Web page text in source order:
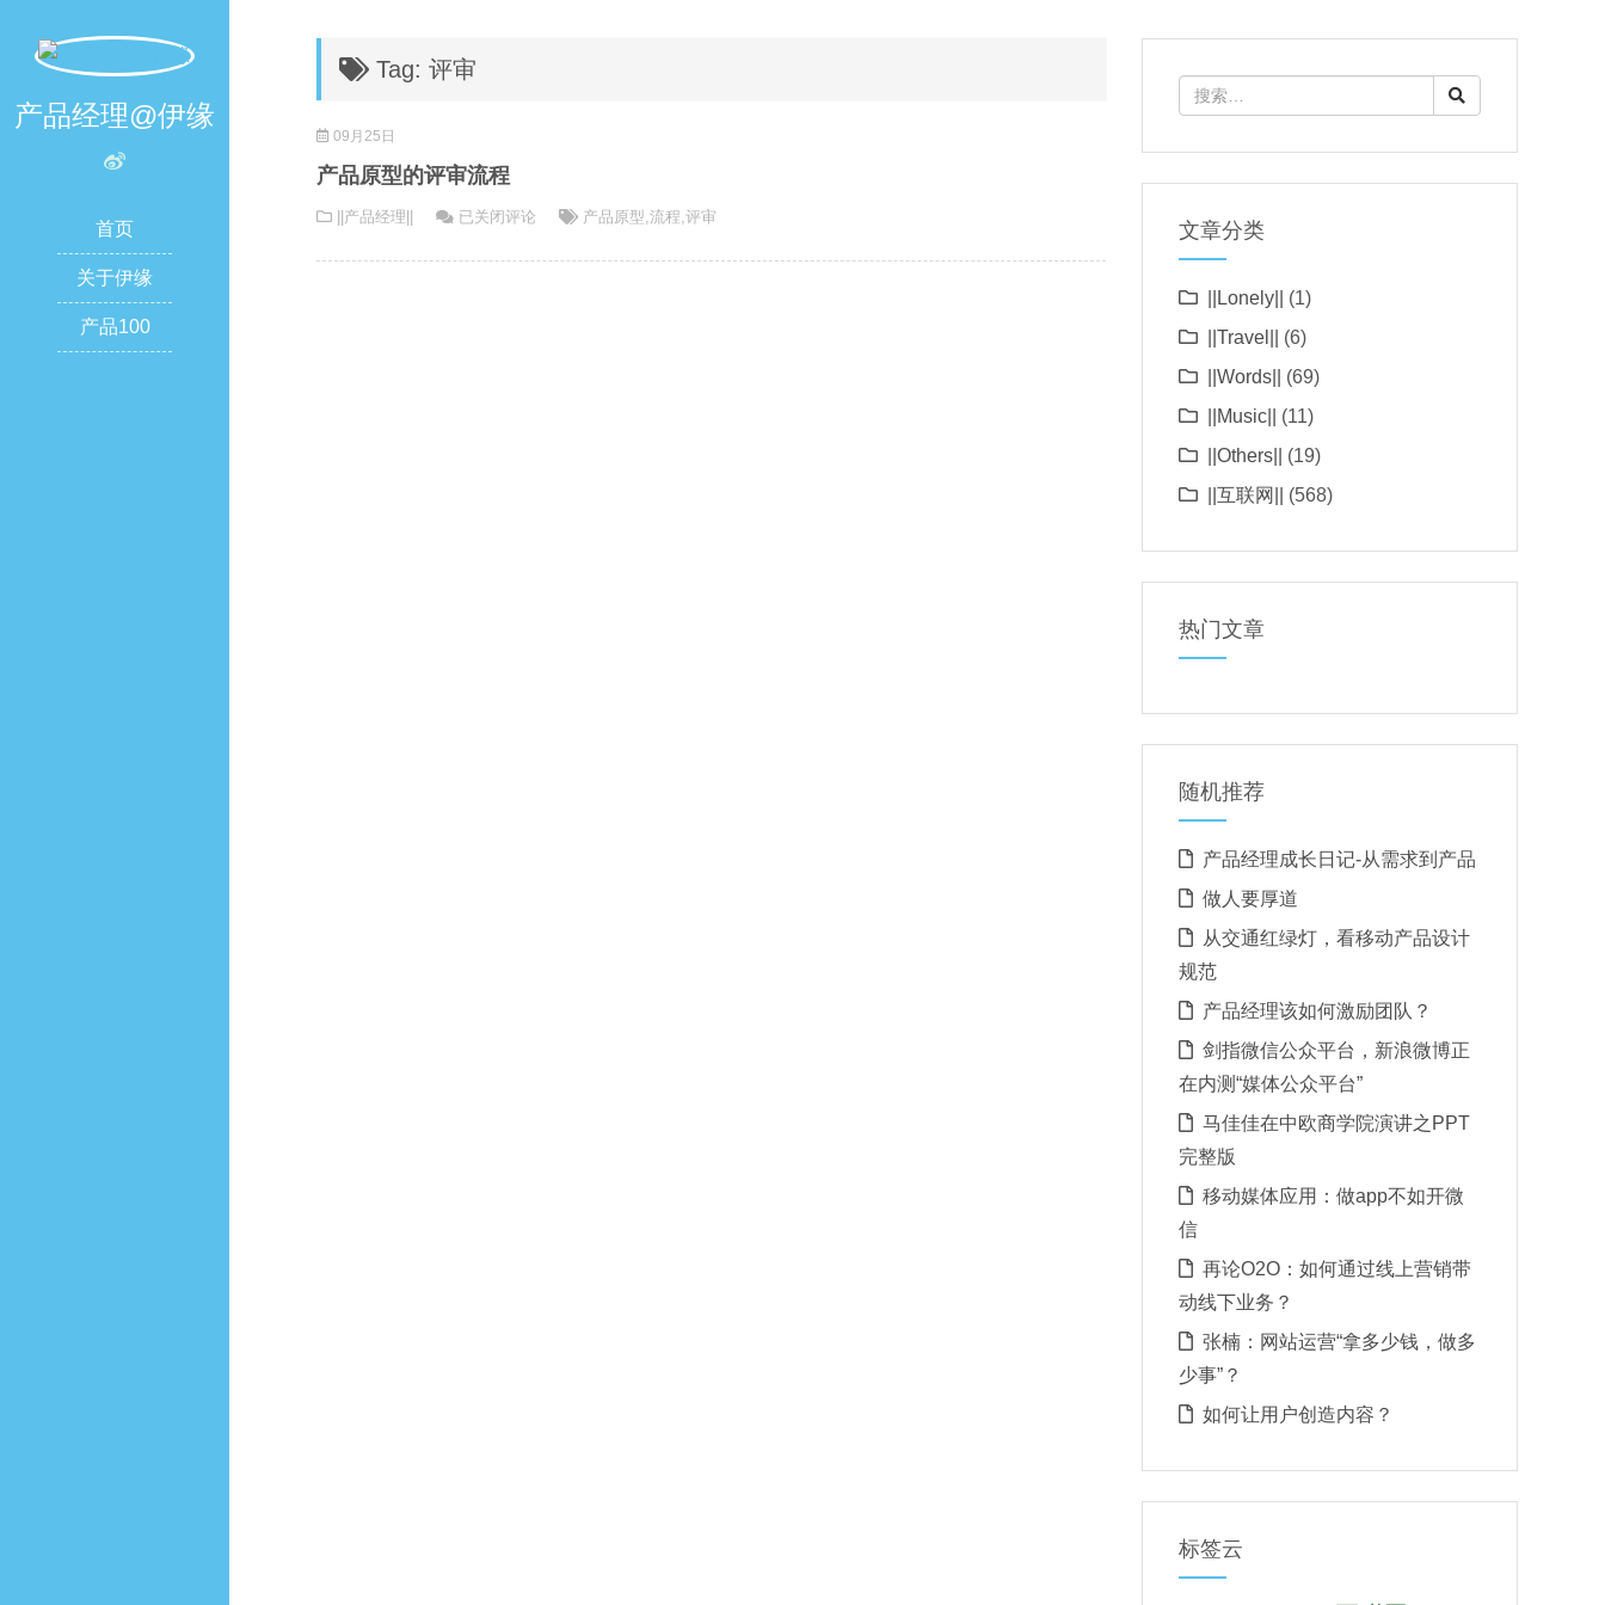
产品经理@伊缘
首页
关于伊缘
产品100
Tag: 评审
09月25日
产品原型的评审流程
||产品经理||
产
已关闭评论 产品原型,流程,评审
文章分类
||Lonely||
(1)
||Travel||
(6)
||Words||
(69)
||Music||
(11)
||Others||
(19)
||互联网||
(568)
热门文章
随机推荐
产品经理成长日记-从需求到产品
做人要厚道
从交通红绿灯，看移动产品设计
规范
产品经理该如何激励团队？
剑指微信公众平台，新浪微博正
在内测“媒体公众平台”
马佳佳在中欧商学院演讲之PPT
完整版
移动媒体应用：做app不如开微
信
再论O2O：如何通过线上营销带
动线下业务？
张楠：网站运营“拿多少钱，做多
少事”？
如何让用户创造内容？
标签云